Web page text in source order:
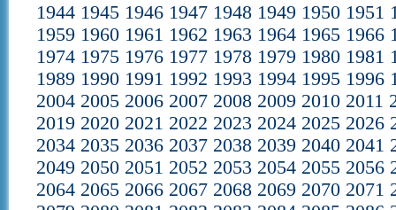
1944 1945 1946 1947 1948 1949 1950 1951
1959 1960 1961 1962 1963 1964 1965 1966
1974 1975 1976 1977 1978 1979 1980 1981
1989 1990 1991 1992 1993 1994 1995 1996
2004 2005 2006 2007 2008 2009 2010 2011
2019 2020 2021 2022 2023 2024 2025 2026
2034 2035 2036 2037 2038 2039 2040 2041
2049 2050 2051 2052 2053 2054 2055 2056
2064 2065 2066 2067 2068 2069 2070 2071